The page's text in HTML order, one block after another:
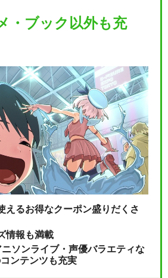
・ブック以外も充
えるお得なクーポン盛りだくさ
情報も満載
ソンライブ・声優バラエティな
ンテンツも充実